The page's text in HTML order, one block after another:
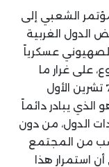
الشعبي إلى
الدول الغربية
عسكرياً
على غرار ما
حصل بعد ملحمة طوفان الأقصى في 7 تشرين الأول
يبادر دائماً
الدول، من دون
من المجتمع
استمرار هذا